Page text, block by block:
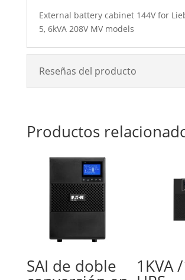
External battery cabinet 144V for
5, 6kVA 208V MV models
Reseñas del producto
Productos
SAI de doble 1KVA